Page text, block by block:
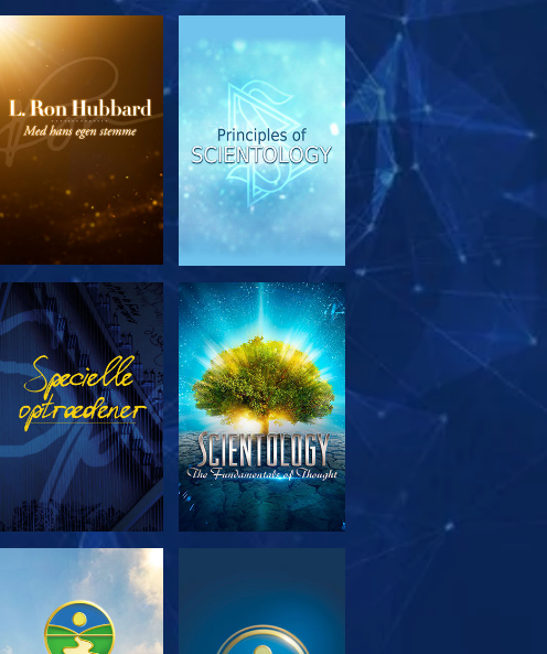
UDFORSK SERIEN SE
UDFORSK SERIEN